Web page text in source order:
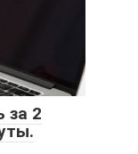
за 2